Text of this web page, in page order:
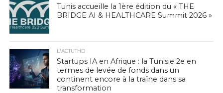
Tunis accueille la 1ère édition du « THE
BRIDGE AI & HEALTHCARE Summit 2026 »
L'ACTUTHD
Startups IA en Afrique : la Tunisie 2e en
termes de levée de fonds dans un
continent encore à la traîne dans sa
transformation